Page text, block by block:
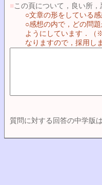
■この頁について，良い所
○文章の形をしている
○感想の内で，どの問
ようにしています．（
なりますので，採用し
質問に対する回答の中学版は